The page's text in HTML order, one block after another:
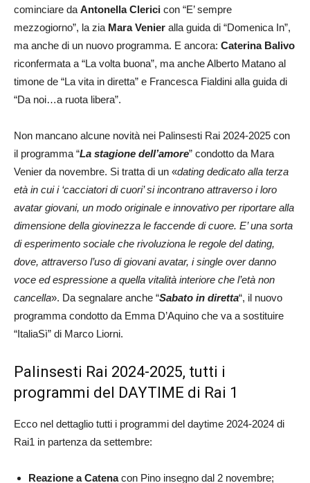
cominciare da Antonella Clerici con “E’ sempre
mezzogiorno”, la zia Mara Venier alla guida di “Domenica In”,
ma anche di un nuovo programma. E ancora: Caterina Balivo
riconfermata a “La volta buona”, ma anche Alberto Matano al
timone de “La vita in diretta” e Francesca Fialdini alla guida di
“Da noi…a ruota libera”.
Non mancano alcune novità nei Palinsesti Rai 2024-2025 con
il programma “La stagione dell’amore” condotto da Mara
Venier da novembre. Si tratta di un «dating dedicato alla terza
età in cui i ‘cacciatori di cuori’ si incontrano attraverso i loro
avatar giovani, un modo originale e innovativo per riportare alla
dimensione della giovinezza le faccende di cuore. E’ una sorta
di esperimento sociale che rivoluziona le regole del dating,
dove, attraverso l’uso di giovani avatar, i single over danno
voce ed espressione a quella vitalità interiore che l’età non
cancella». Da segnalare anche “Sabato in diretta“, il nuovo
programma condotto da Emma D’Aquino che va a sostituire
“ItaliaSì” di Marco Liorni.
Palinsesti Rai 2024-2025, tutti i
programmi del DAYTIME di Rai 1
Ecco nel dettaglio tutti i programmi del daytime 2024-2024 di
Rai1 in partenza da settembre:
Reazione a Catenacon Pino insegno dal 2 novembre;